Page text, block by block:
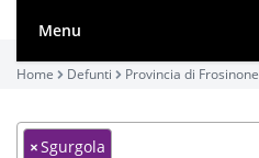
Menu
Home Defunti Provincia di Frosinone
×Sgurgola